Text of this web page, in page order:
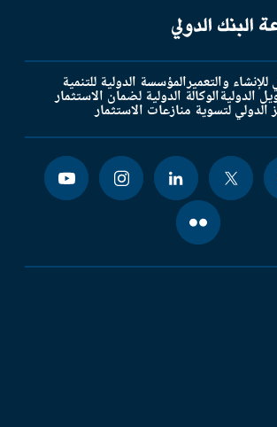
للإنشاء والتعميرالمؤسسة الدولية للتنمية
الدوليةالوكالة الدولية لضمان الاستثمار
الدولي لتسوية منازعات الاستثمار